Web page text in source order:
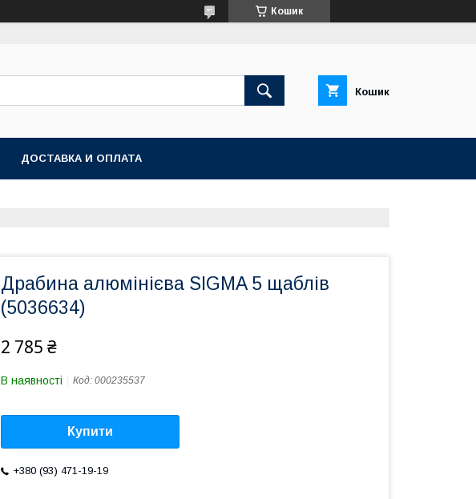
Кошик
Кошик
ДОСТАВКА И ОПЛАТА
Драбина алюмінієва SIGMA 5 щаблів
(5036634)
2 785 ₴
В наявності Код: 000235537
Купити
+380 (93) 471-19-19